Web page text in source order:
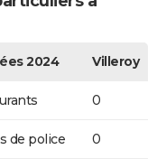
2024 Villeroy
0
de police 0